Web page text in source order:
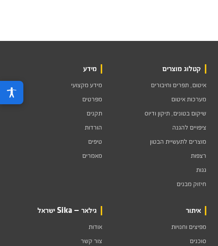
קטלוג מוצרים
איטום, תפרים וחיבורים
מערכות איטום
שיקום בטונים, תיקון ודיוס
ציפויים להגנה
מוצרים לתעשיית הבטון
רצפות
גגות
חיזוק מבנים
מידע
מידע מקצועי
מפרטים
תקנים
הורדות
טיפים
מאמרים
איתור
מפיצים וחנויות
סוכנים
גילאר — Sika ישראל
אודות
צור קשר